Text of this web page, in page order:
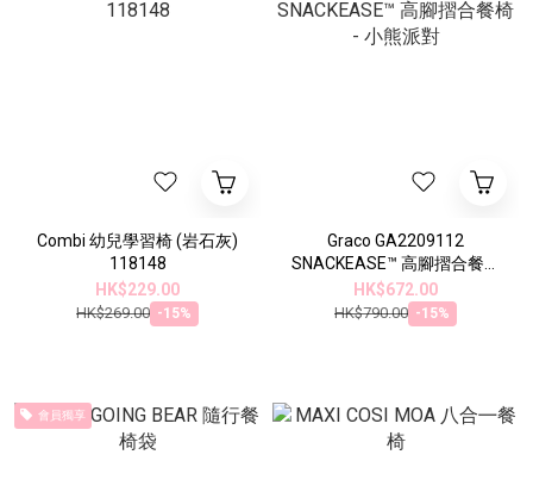
Combi 幼兒學習椅 (岩石灰)
118148
HK$229.00
HK$269.00 -15%
Graco GA2209112
SNACKEASE™ 高腳摺合餐椅
- 小熊派對
HK$672.00
HK$790.00 -15%
會員獨享